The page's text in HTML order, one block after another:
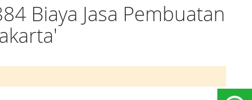
Biaya Jasa Pembuatan